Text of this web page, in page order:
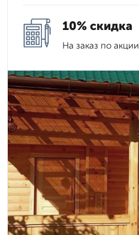
10% скидка
На заказ по акции